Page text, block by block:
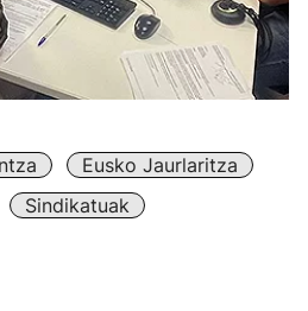
Eusko Jaurlaritza
Sindikatuak